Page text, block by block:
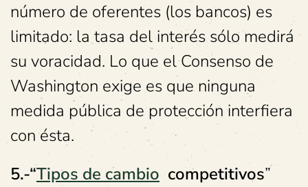
número de oferentes (los bancos) es
limitado: la tasa del interés sólo medirá
su voracidad. Lo que el Consenso de
Washington exige es que ninguna
medida pública de protección interfiera
con ésta.
5.-“Tipos de cambio competitivos”